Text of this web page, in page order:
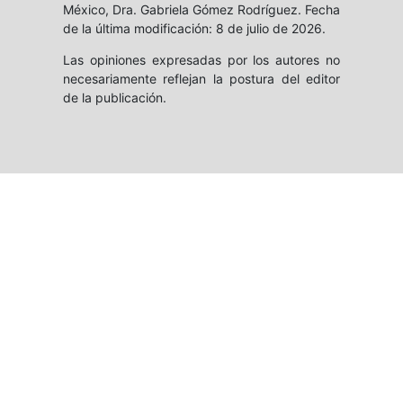
México, Dra. Gabriela Gómez Rodríguez. Fecha
de la última modificación: 8 de julio de 2026.
Las opiniones expresadas por los autores no
necesariamente reflejan la postura del editor
de la publicación.